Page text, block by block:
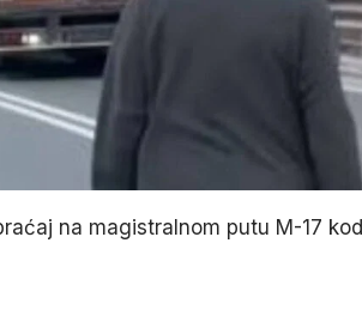
na magistralnom putu M-17 kod